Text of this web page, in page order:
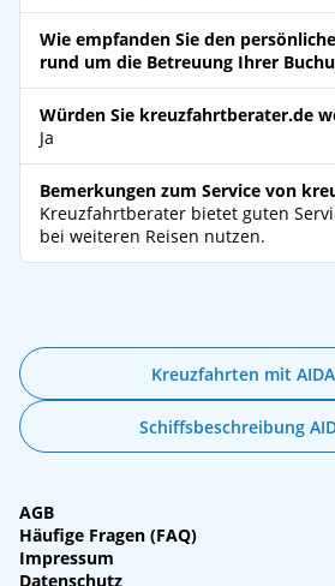
Wie empfanden Sie den
rund um die Betreuung Ihrer
Würden Sie kreuzfahrtberater.de
Ja
Bemerkungen zum Service von
Kreuzfahrtberater bietet guten
bei weiteren Reisen nutzen.
Kreuzfahrten mit
Schiffsbeschreibung
AGB
Häufige Fragen (FAQ)
Impressum
Datenschutz